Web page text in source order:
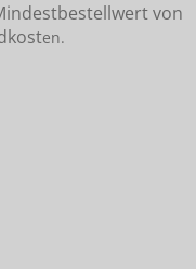
von
en.